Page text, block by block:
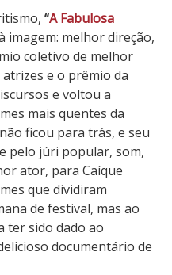
“A Fabulosa
imagem: melhor direção,
coletivo de melhor
e o prêmio da
e voltou a
mais quentes da
não ficou para trás, e seu
pelo júri popular, som,
ator, para Caíque
que dividiram
de festival, mas ao
ter sido dado ao
documentário de